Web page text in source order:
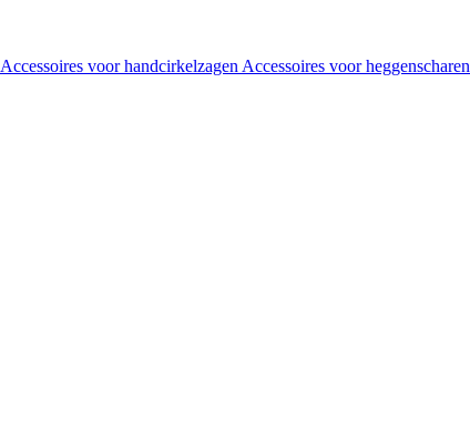
Accessoires voor handcirkelzagen Accessoires voor heggenscharen